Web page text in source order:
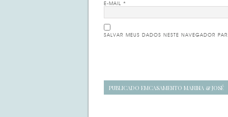
E-MAIL *
SALVAR MEUS DADOS NESTE NAVEGADOR
Navegação
PUBLICADO EMCASAMENTO MARINA & JOSÉ